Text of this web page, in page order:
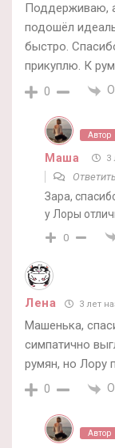
Поддерживаю,
подошёл
быстро.
прикуплю. К
0
Автор
Маша 3
Зара,
у Лоры
0
Лена 3 лет
Машенька,
симпатично
румян, но Лору
0
Автор